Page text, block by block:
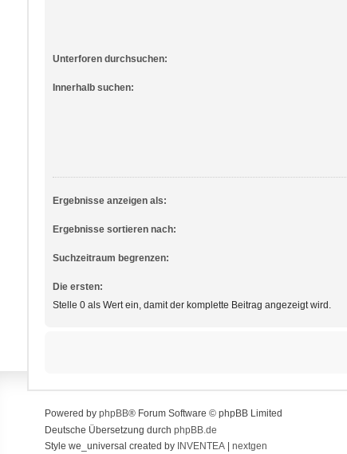
Unterforen durchsuchen:
Innerhalb suchen:
Ergebnisse anzeigen als:
Ergebnisse sortieren nach:
Suchzeitraum begrenzen:
Die ersten:
Stelle 0 als Wert ein, damit der komplette Beitrag angezeigt wird.
Powered by phpBB® Forum Software © phpBB Limited
Deutsche Übersetzung durch phpBB.de
Style we_universal created by INVENTEA| nextgen